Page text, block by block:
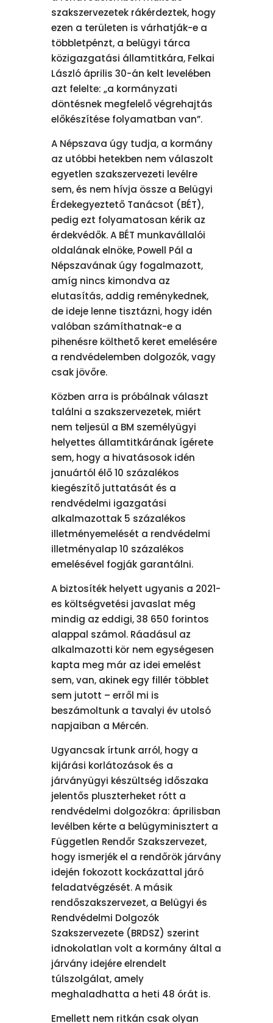
szakszervezetek rákérdeztek, hogy
ezen a területen is várhatják-e a
többletpénzt, a belügyi tárca
közigazgatási államtitkára, Felkai
László április 30-án kelt levelében
azt felelte: „a kormányzati
döntésnek megfelelő végrehajtás
előkészítése folyamatban van”.
A Népszava úgy tudja, a kormány
az utóbbi hetekben nem válaszolt
egyetlen szakszervezeti levélre
sem, és nem hívja össze a Belügyi
Érdekegyeztető Tanácsot (BÉT),
pedig ezt folyamatosan kérik az
érdekvédők. A BÉT munkavállalói
oldalának elnöke, Powell Pál a
Népszavának úgy fogalmazott,
amíg nincs kimondva az
elutasítás, addig reménykednek,
de ideje lenne tisztázni, hogy idén
valóban számíthatnak-e a
pihenésre költhető keret emelésére
a rendvédelemben dolgozók, vagy
csak jövőre.
Közben arra is próbálnak választ
találni a szakszervezetek, miért
nem teljesül a BM személyügyi
helyettes államtitkárának ígérete
sem, hogy a hivatásosok idén
januártól élő 10 százalékos
kiegészítő juttatását és a
rendvédelmi igazgatási
alkalmazottak 5 százalékos
illetményemelését a rendvédelmi
illetményalap 10 százalékos
emelésével fogják garantálni.
A biztosíték helyett ugyanis a 2021-
es költségvetési javaslat még
mindig az eddigi, 38 650 forintos
alappal számol. Ráadásul az
alkalmazotti kör nem egységesen
kapta meg már az idei emelést
sem, van, akinek egy fillér többlet
sem jutott – erről mi is
beszámoltunk a tavalyi év utolsó
napjaiban a Mércén.
Ugyancsak írtunk arról, hogy a
kijárási korlátozások és a
járványügyi készültség időszaka
jelentős pluszterheket rótt a
rendvédelmi dolgozókra: áprilisban
levélben kérte a belügyminisztert a
Független Rendőr Szakszervezet,
hogy ismerjék el a rendőrök járvány
idején fokozott kockázattal járó
feladatvégzését. A másik
rendőszakszervezet, a Belügyi és
Rendvédelmi Dolgozók
Szakszervezete (BRDSZ) szerint
idnokolatlan volt a kormány által a
járvány idejére elrendelt
túlszolgálat, amely
meghaladhatta a heti 48 órát is.
Emellett nem ritkán csak olyan